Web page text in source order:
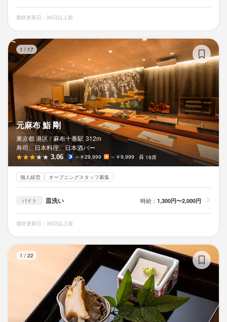
最終更新日：30日以上前
1 / 17
元麻布 鮨 剛
東京都 港区 / 麻布十番駅 312m
寿司、日本料理、日本酒バー
3.06 ～￥29,999 ～￥9,999 19席
個人経営 オープニングスタッフ募集
バイト 皿洗い 時給： 1,300円〜2,000円
最終更新日：30日以上前
1 / 22